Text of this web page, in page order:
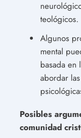
teológicos.
Algunos
mental
basada en
abordar
Posibles
comunidad